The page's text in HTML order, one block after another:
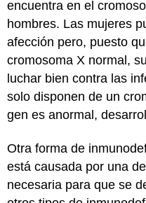
encuentra en el
hombres. Las mujeres
afección pero, puesto
cromosoma X normal,
luchar bien contra las
solo disponen de un
gen es anormal,
Otra forma de
está causada por una
necesaria para que se